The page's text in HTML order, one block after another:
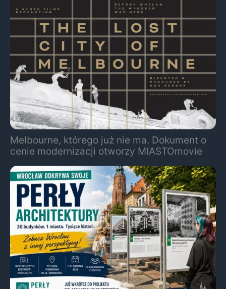
Melbourne, którego już nie ma. Dokument o
cenie modernizacji otworzy MIASTOmovie